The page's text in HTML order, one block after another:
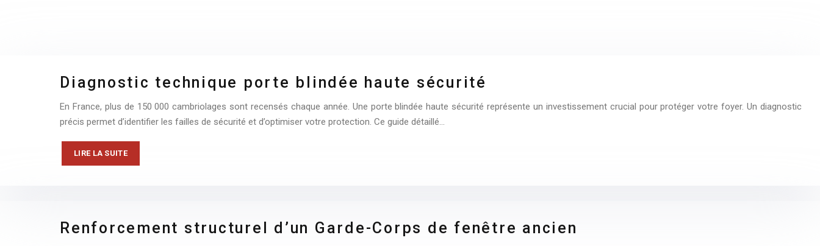
Diagnostic technique porte blindée haute sécurité
En France, plus de 150 000 cambriolages sont recensés chaque année. Une porte blindée haute sécurité représente un investissement crucial pour protéger votre foyer. Un diagnostic
précis permet d’identifier les failles de sécurité et d’optimiser votre protection. Ce guide détaillé…
LIRE LA SUITE
Renforcement structurel d’un Garde-Corps de fenêtre ancien